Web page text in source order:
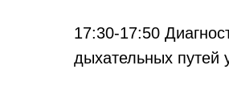
17:30-17:50
дыхательных путей